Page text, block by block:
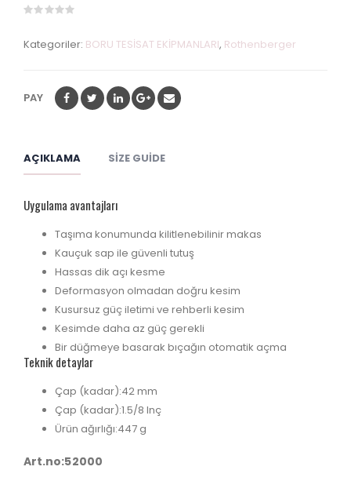
of
Kategoriler: BORU TESİSAT EKİPMANLARI, Rothenberger
PAY
AÇIKLAMA SIZE GUIDE
Uygulama avantajları
Taşıma konumunda kilitlenebilinir makas
Kauçuk sap ile güvenli tutuş
Hassas dik açı kesme
Deformasyon olmadan doğru kesim
Kusursuz güç iletimi ve rehberli kesim
Kesimde daha az güç gerekli
Bir düğmeye basarak bıçağın otomatik açma
Teknik detaylar
Çap (kadar):42 mm
Çap (kadar):1.5/8 Inç
Ürün ağırlığı:447 g
Art.no:52000